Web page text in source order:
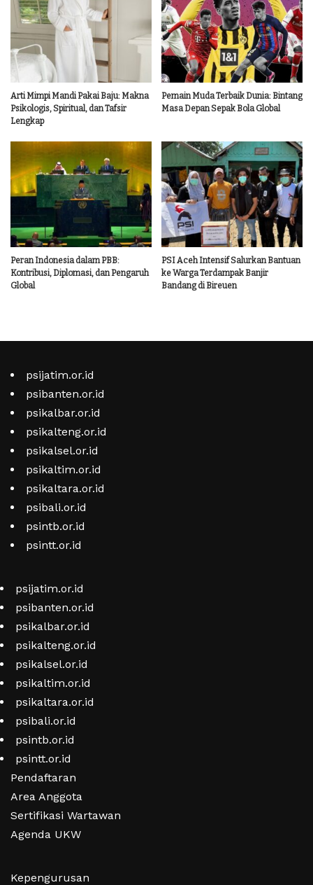
Arti Mimpi Mandi Pakai Baju: Makna
Psikologis, Spiritual, dan Tafsir
Lengkap
Pemain Muda Terbaik Dunia: Bintang
Masa Depan Sepak Bola Global
Peran Indonesia dalam PBB:
Kontribusi, Diplomasi, dan Pengaruh
Global
PSI Aceh Intensif Salurkan Bantuan
ke Warga Terdampak Banjir
Bandang di Bireuen
psijatim.or.id
psibanten.or.id
psikalbar.or.id
psikalteng.or.id
psikalsel.or.id
psikaltim.or.id
psikaltara.or.id
psibali.or.id
psintb.or.id
psintt.or.id
psijatim.or.id
psibanten.or.id
psikalbar.or.id
psikalteng.or.id
psikalsel.or.id
psikaltim.or.id
psikaltara.or.id
psibali.or.id
psintb.or.id
psintt.or.id
Pendaftaran
Area Anggota
Sertifikasi Wartawan
Agenda UKW
Kepengurusan